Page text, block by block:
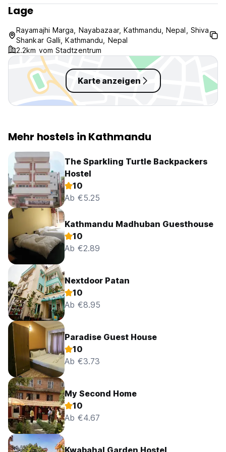
Lage
Rayamajhi Marga, Nayabazaar, Kathmandu, Nepal, Shiva
Shankar Galli, Kathmandu, Nepal
2.2km vom Stadtzentrum
Karte anzeigen
Mehr hostels in Kathmandu
The Sparkling Turtle Backpackers
Hostel
10
Ab €5.25
Kathmandu Madhuban Guesthouse
10
Ab €2.89
Nextdoor Patan
10
Ab €8.95
Paradise Guest House
10
Ab €3.73
My Second Home
10
Ab €4.67
Kwabahal Garden Hostel